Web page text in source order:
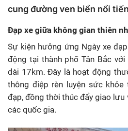
cung đường ven biển nổi
Đạp xe giữa không gian thiên
Sự kiện hưởng ứng Ngày xe
động tại thành phố Tân Bắc
dài 17km. Đây là hoạt động
thông điệp rèn luyện sức
đạp, đồng thời thúc đẩy giao lưu
các quốc gia.